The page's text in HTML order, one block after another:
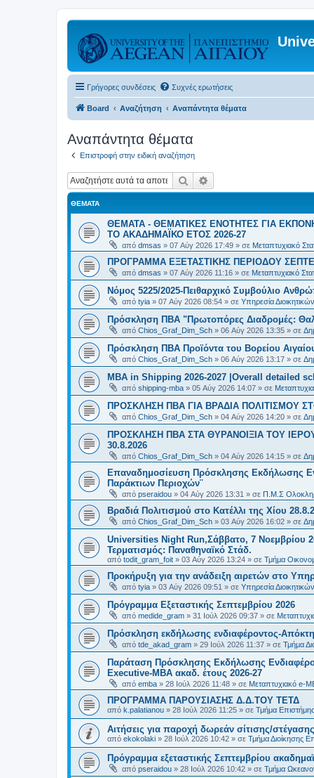
Γρήγορες συνδέσεις Συχνές ερωτήσεις
Board Αναζήτηση Αναπάντητα θέματα
Αναπάντητα θέματα
Επιστροφή στην ειδική αναζήτηση
Αναζήτηση
ΘΈΜΑΤΑ
ΘΕΜΑΤΑ - ΘΕΜΑΤΙΚΕΣ ΕΝΟΤΗΤΕΣ ΓΙΑ
ΤΟ ΑΚΑΔΗΜΑΪΚΟ ΕΤΟΣ 2026-27
από dmsas » 07 Αύγ 2026 17:49 » σε Μεταπτυχιακό
ΠΡΟΓΡΑΜΜΑ ΕΞΕΤΑΣΤΙΚΗΣ ΠΕΡΙΟΔΟΥ
από dmsas » 07 Αύγ 2026 11:16 » σε Μεταπτυχιακό
Νόμος 5225/2025-Πειθαρχικό Συμβούλιο
από tyia » 07 Αύγ 2026 08:54 » σε Υπηρεσία
Πρόσκληση ΠΒΑ "Πρωτοπόρες Διαδρομές:
από Chios_Graf_Dim_Sch » 06 Αύγ 2026 13:35 » σε
Πρόσκληση ΠΒΑ Προϊόντα του Βορείου
από Chios_Graf_Dim_Sch » 06 Αύγ 2026 13:17 » σε
MBA in Shipping 2026-2027 |Overall detailed
από shipping-mba » 05 Αύγ 2026 14:07 » σε
ΠΡΟΣΚΛΗΣΗ ΠΒΑ ΓΙΑ ΒΡΑΔΙΑ ΠΟΛΙΤΙΣΜΟΥ
από Chios_Graf_Dim_Sch » 04 Αύγ 2026 14:20 » σε
ΠΡΟΣΚΛΗΣΗ ΠΒΑ ΣΤΑ ΘΥΡΑΝΟΙΞΙΑ ΤΟΥ
30.8.2026
από Chios_Graf_Dim_Sch » 04 Αύγ 2026 14:15 » σε
Επαναδημοσίευση Πρόσκλησης Εκδήλωσης
Παράκτιων Περιοχών¨
από pseraidou » 04 Αύγ 2026 13:31 » σε Π.Μ.Σ
Βραδιά Πολιτισμού στο Κατέλλι της Χίου
από Chios_Graf_Dim_Sch » 03 Αύγ 2026 16:02 » σε
Universities Night Run,Σάββατο, 7 Νοεμβρίου
Τερματισμός: Παναθηναϊκό Στάδ.
από todit_gram_foit » 03 Αύγ 2026 13:24 » σε Τμήμα
Προκήρυξη για την ανάδειξη αιρετών στο
από tyia » 03 Αύγ 2026 09:51 » σε Υπηρεσία
Πρόγραμμα Εξεταστικής Σεπτεμβρίου 2026
από medide_gram » 31 Ιούλ 2026 09:37 » σε
Πρόσκληση εκδήλωσης ενδιαφέροντος-
από tde_akad_gram » 29 Ιούλ 2026 11:37 » σε Τμήμα
Παράταση Πρόσκλησης Εκδήλωσης
Executive-MBΑ ακαδ. έτους 2026-27
από emba » 28 Ιούλ 2026 11:48 » σε Μεταπτυχιακό e-
ΠΡΟΓΡΑΜΜΑ ΠΑΡΟΥΣΙΑΣΗΣ Δ.Δ.ΤΟΥ ΤΕΤΔ
από k.palatianou » 28 Ιούλ 2026 11:25 » σε Τμήμα
Αιτήσεις για παροχή δωρεάν σίτισης/
από ekokolaki » 28 Ιούλ 2026 10:42 » σε Τμήμα Διοίκησης
Πρόγραμμα εξεταστικής Σεπτεμβρίου
από pseraidou » 28 Ιούλ 2026 10:42 » σε Τμήμα